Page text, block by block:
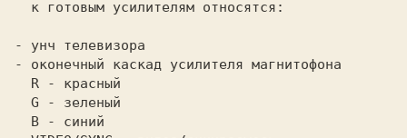
- унч телевизора